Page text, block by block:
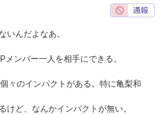
いんだよなあ。
ンバー一人を相手にできる。
々のインパクトがある。特に亀梨和
けど、なんかインパクトが無い。